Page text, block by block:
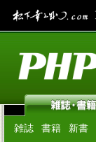
雑誌 書籍 新書